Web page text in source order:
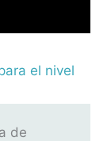
el nivel
de